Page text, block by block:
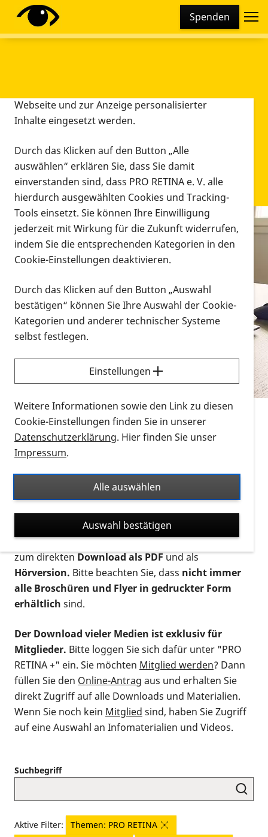
Spenden
Infomaterial
Infomaterial
Vorlesen
Alle Infomaterialien in verschiedenen
Formaten an einem Ort
Sie möchten wissen, wie Sie nach Infonmaterial
suchen und dieses bestellen bzw. herunterladen
können? Schauen Sie sich dieErklärvideos zum
Thema Infomaterial auf der PRO RETINA-Website
für blinde und sehbehinderte Menschen an.
Auf dieser Seite finden Sie sämtliches Infomaterial
Ort. Nutzen Sie den Formatfilter, um ausschließlich
nach Flyern und Broschüren, Audios oder Videos zu
suchen. Die meisten Flyer und Broschüren werden in
verschiedenen Formaten angeboten: zur
postalischen Bestellung als gedruckte Variante
zum direktenDownload als PDFund als
Hörversion. Bitte beachten Sie, dass nicht immer
alle Broschüren und Flyer in gedruckter Form
erhältlich sind.
Der Download vieler Medien ist exklusiv für
Mitglieder. Bitte loggen Sie sich dafür unter "PRO
RETINA +" ein. Sie möchten Mitglied werden? Dann
füllen Sie den Online-Antrag aus und erhalten Sie
direkt Zugriff auf alle Downloads und Materialien.
Wenn Sie noch kein Mitglied sind, haben Sie Zugriff
auf eine Auswahl an Infomaterialien und Videos.
Suchbegriff
Aktive Filter:
Themen: PRO RETINA
Diese Webseite setzt verschiedene Cookies und
Tracking-Tools ein. Dies beinhaltet Cookies und
Webseite und zur Anzeige personalisierter
Inhalte eingesetzt werden.
Durch das Klicken auf den Button „Alle
auswählen“ erklären Sie, dass Sie damit
einverstanden sind, dass PRO RETINA e. V. alle
hierdurch ausgewählten Cookies und Tracking-
Tools einsetzt. Sie können Ihre Einwilligung
jederzeit mit Wirkung für die Zukunft widerrufen,
indem Sie die entsprechenden Kategorien in den
Cookie-Einstellungen deaktivieren.
Durch das Klicken auf den Button „Auswahl
bestätigen“ können Sie Ihre Auswahl der Cookie-
Kategorien und anderer technischer Systeme
selbst festlegen.
Einstellungen
Weitere Informationen sowie den Link zu diesen
Cookie-Einstellungen finden Sie in unserer
Datenschutzerklärung. Hier finden Sie unser
Impressum.
Alle auswählen
Auswahl bestätigen